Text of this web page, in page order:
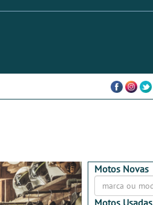
Motos Novas
Motos Usadas